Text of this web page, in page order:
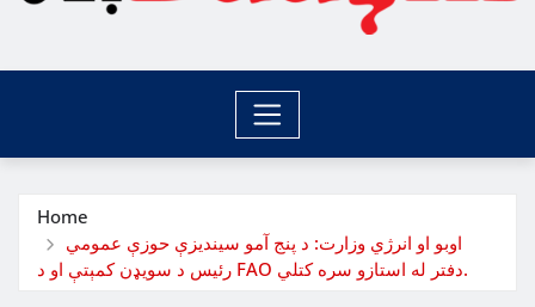
Home
اوبو او انرژي وزارت: د پنج آمو سیندیزې حوزې عمومي
رئيس د سویډن کمېتې او د FAO دفتر له استازو سره کتلي.